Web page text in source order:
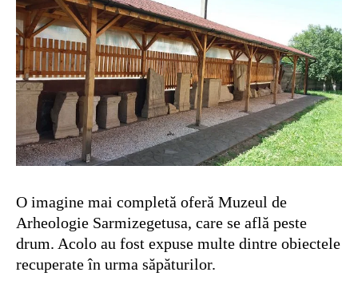
O imagine mai completă oferă Muzeul de
Arheologie Sarmizegetusa, care se află peste
drum. Acolo au fost expuse multe dintre obiectele
recuperate în urma săpăturilor.